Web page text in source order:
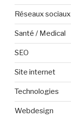
Réseaux sociaux
Santé / Medical
SEO
Site internet
Technologies
Webdesign